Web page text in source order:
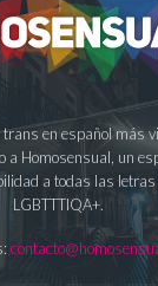
trans en español más
a Homosensual, un
a todas las letras
LGBTTTIQA+.